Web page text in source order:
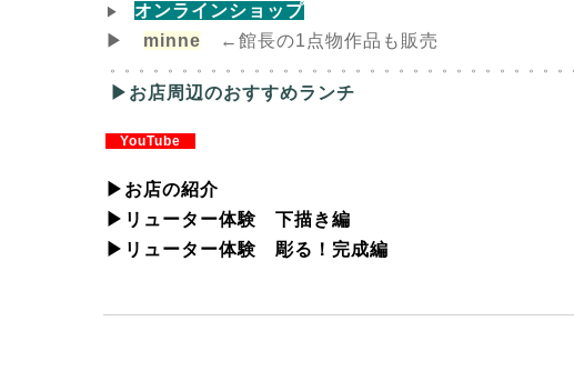
▶ オンラインショップ
▶ minne ←館長の1点物作品も販売
。。。。。。。。。。。。。。。。。。。。。。。。。。。。。。。。
▶お店周辺のおすすめランチ
YouTube
▶ お店の紹介
▶ リューター体験 下描き編
▶ リューター体験 彫る！完成編